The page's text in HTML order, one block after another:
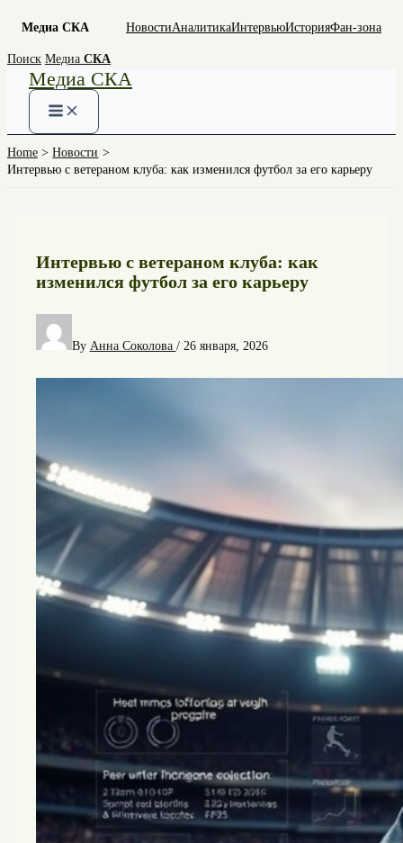
Медиа СКА НовостиАналитикаИнтервьюИсторияФан-зона
Skip
content
Поиск Медиа СКА
Медиа СКА
Home
Новости
Интервью с ветераном клуба: как изменился футбол за его карьеру
Интервью с ветераном клуба: как
изменился футбол за его карьеру
By Анна Соколова / 26 января, 2026